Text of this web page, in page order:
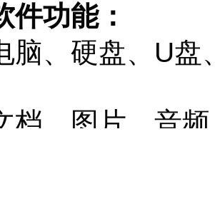
功能：
硬盘、U盘
图片、音频